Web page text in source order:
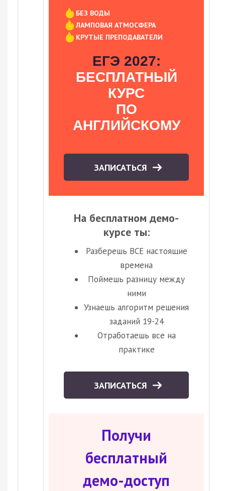
БЕЗ ВОДЫ
ЛАМПОВАЯ АТМОСФЕРА
КРУТЫЕ ПРЕПОДАВАТЕЛИ
ЕГЭ 2027:
БЕСПЛАТНЫЙ
КУРС
ПО
АНГЛИЙСКОМУ
ЗАПИСАТЬСЯ
На бесплатном демо-
курсе ты:
Разберешь ВСЕ настоящие
времена
Поймешь разницу между
ними
Узнаешь алгоритм решения
заданий 19-24
Отработаешь все на
практике
ЗАПИСАТЬСЯ
Получи
бесплатный
демо-доступ